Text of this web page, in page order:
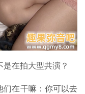
在拍大型共演？
们在干嘛：你可以去